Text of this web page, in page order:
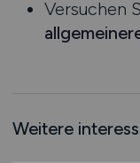
Österreich
International
Versuchen
Weitere